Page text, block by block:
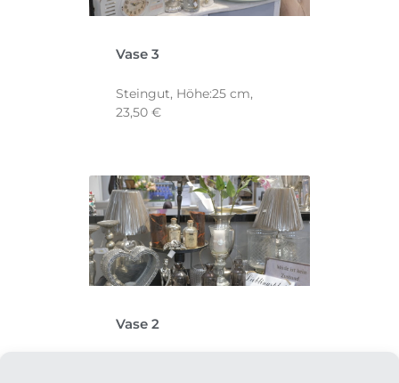
Vase 3
Steingut, Höhe:25 cm,
23,50 €
Vase 2